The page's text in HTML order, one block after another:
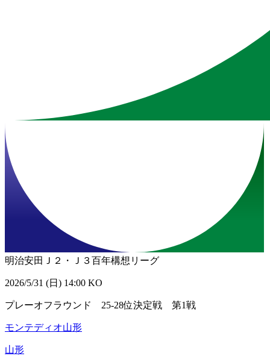
明治安田Ｊ２・Ｊ３百年構想リーグ
2026/5/31 (日) 14:00 KO
プレーオフラウンド 25-28位決定戦 第1戦
モンテディオ山形
山形